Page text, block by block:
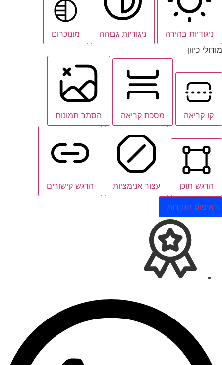
ניגודיות בהירה ניגודיות גבוהה
מונוכרום
מודולי כיוון
קו קריאה מסכת קריאה הסתר תמונות
הדגש תוכן עצור אנימציות הדגש קישורים
איפוס הגדרות